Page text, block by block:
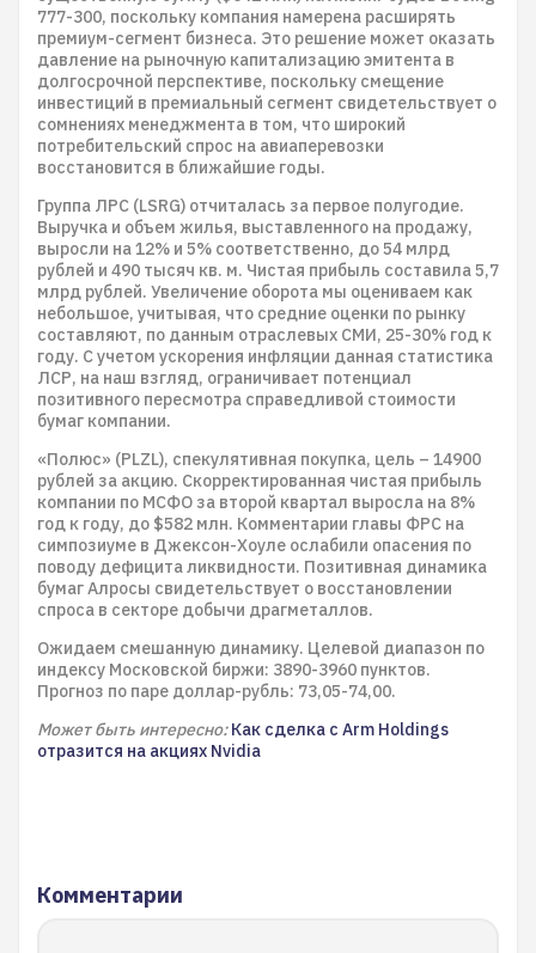
777-300, поскольку компания намерена расширять
премиум-сегмент бизнеса. Это решение может оказать
давление на рыночную капитализацию эмитента в
долгосрочной перспективе, поскольку смещение
инвестиций в премиальный сегмент свидетельствует о
сомнениях менеджмента в том, что широкий
потребительский спрос на авиаперевозки
восстановится в ближайшие годы.
Группа ЛРС (LSRG) отчиталась за первое полугодие.
Выручка и объем жилья, выставленного на продажу,
выросли на 12% и 5% соответственно, до 54 млрд
рублей и 490 тысяч кв. м. Чистая прибыль составила 5,7
млрд рублей. Увеличение оборота мы оцениваем как
небольшое, учитывая, что средние оценки по рынку
составляют, по данным отраслевых СМИ, 25-30% год к
году. С учетом ускорения инфляции данная статистика
ЛСР, на наш взгляд, ограничивает потенциал
позитивного пересмотра справедливой стоимости
бумаг компании.
«Полюс» (PLZL), спекулятивная покупка, цель – 14900
рублей за акцию. Скорректированная чистая прибыль
компании по МСФО за второй квартал выросла на 8%
год к году, до $582 млн. Комментарии главы ФРС на
симпозиуме в Джексон-Хоуле ослабили опасения по
поводу дефицита ликвидности. Позитивная динамика
бумаг Алросы свидетельствует о восстановлении
спроса в секторе добычи драгметаллов.
Ожидаем смешанную динамику. Целевой диапазон по
индексу Московской биржи: 3890-3960 пунктов.
Прогноз по паре доллар-рубль: 73,05-74,00.
Может быть интересно: Как сделка с Arm Holdings
отразится на акциях Nvidia
Комментарии